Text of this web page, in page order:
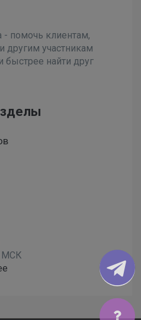
- помочь клиентам,
другим участникам
быстрее найти друг
МСК